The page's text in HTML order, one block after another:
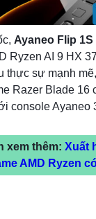
Ayaneo Flip 1S
Ryzen AI 9 HX
thực sự mạnh
Razer Blade 16
console Ayaneo
xem thêm: Xuất
AMD Ryzen